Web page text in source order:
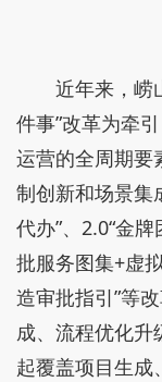
近年来，崂
件事”改革为牵
运营的全周期要
制创新和场景集
代办”、2.0“金
批服务图集+虚
造审批指引”等
成、流程优化
起覆盖项目生成